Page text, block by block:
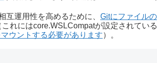
互運用性を高めるために、 Gitにファイル
これにはcore.WSLCompatが設定されてい
ウントする必要があります）。